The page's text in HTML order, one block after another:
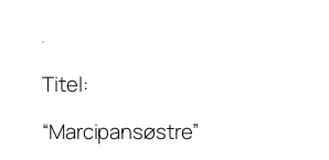
Titel:
“Marcipansøstre”